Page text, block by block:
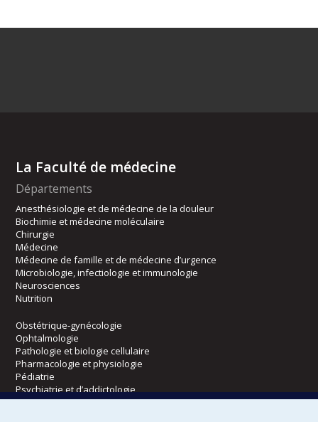
La Faculté de médecine
Départements
Anesthésiologie et de médecine de la douleur
Biochimie et médecine moléculaire
Chirurgie
Médecine
Médecine de famille et de médecine d’urgence
Microbiologie, infectiologie et immunologie
Neurosciences
Nutrition
Obstétrique-gynécologie
Ophtalmologie
Pathologie et biologie cellulaire
Pharmacologie et physiologie
Pédiatrie
Psychiatrie et d’addictologie
Radiologie, radio-oncologie et médecine nucléaire